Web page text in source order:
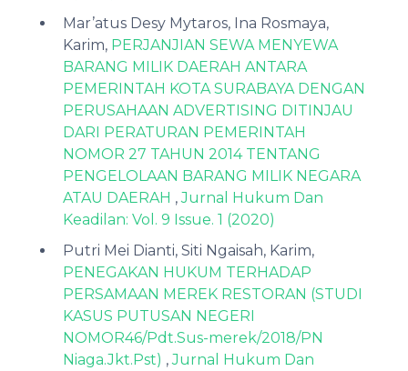
Mar’atus Desy Mytaros, Ina Rosmaya,
Karim, PERJANJIAN SEWA MENYEWA
BARANG MILIK DAERAH ANTARA
PEMERINTAH KOTA SURABAYA DENGAN
PERUSAHAAN ADVERTISING DITINJAU
DARI PERATURAN PEMERINTAH
NOMOR 27 TAHUN 2014 TENTANG
PENGELOLAAN BARANG MILIK NEGARA
ATAU DAERAH ,Jurnal Hukum Dan
Keadilan: Vol. 9 Issue. 1 (2020)
Putri Mei Dianti, Siti Ngaisah, Karim,
PENEGAKAN HUKUM TERHADAP
PERSAMAAN MEREK RESTORAN (STUDI
KASUS PUTUSAN NEGERI
NOMOR46/Pdt.Sus-merek/2018/PN
Niaga.Jkt.Pst) ,Jurnal Hukum Dan